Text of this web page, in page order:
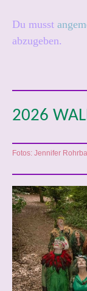
Du musst
abzugeben.
2026
Fotos: Jennifer